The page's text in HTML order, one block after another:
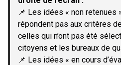
📌 Les idées « non retenues
répondent pas aux critères
celles qui n’ont pas été
citoyens et les bureaux de
📌 Les idées « en cours